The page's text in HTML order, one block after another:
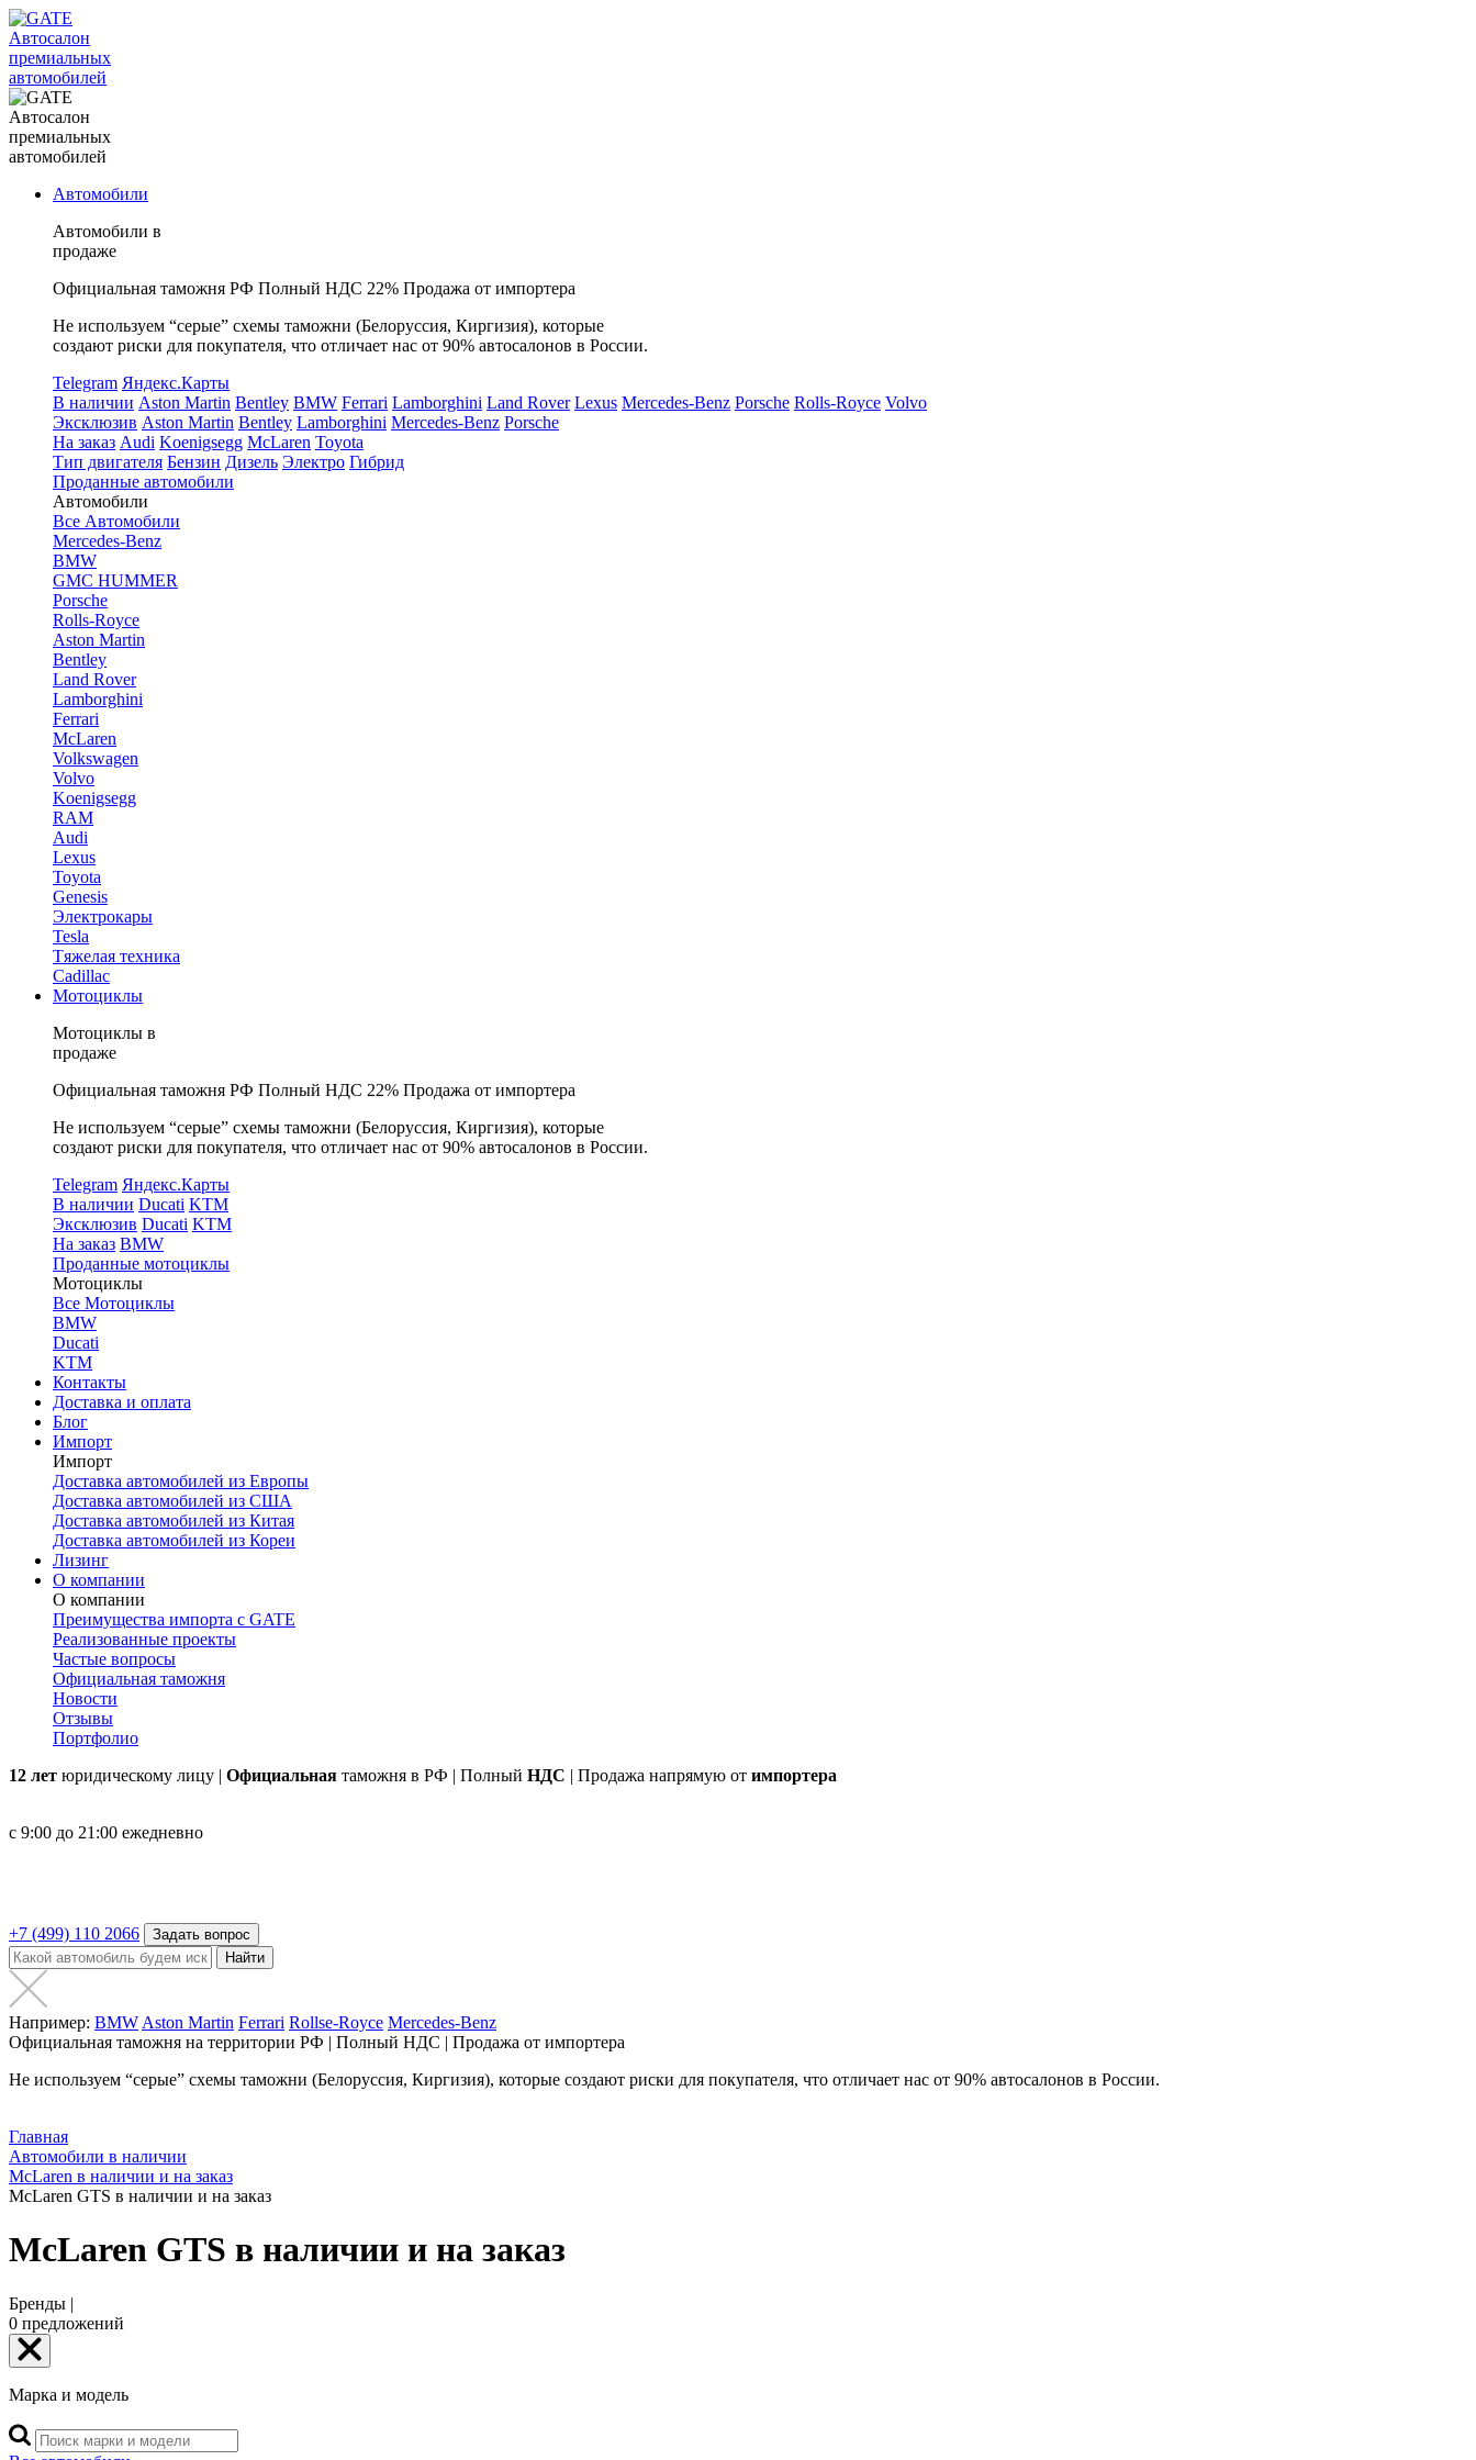
Автосалон
премиальных
автомобилей
Автосалон
премиальных
автомобилей
Автомобили
Автомобили в
продаже
Официальная таможня РФ Полный НДС 22% Продажа от импортера
Не используем “серые” схемы таможни (Белоруссия, Киргизия), которые
создают риски для покупателя, что отличает нас от 90% автосалонов в России.
Telegram Яндекс.Карты
В наличии Aston Martin Bentley BMW Ferrari Lamborghini Land Rover Lexus Mercedes-Benz Porsche Rolls-Royce Volvo
Эксклюзив Aston Martin Bentley Lamborghini Mercedes-Benz Porsche
На заказ Audi Koenigsegg McLaren Toyota
Тип двигателя Бензин Дизель Электро Гибрид
Проданные автомобили
Автомобили
Все Автомобили
Mercedes-Benz
BMW
GMC HUMMER
Porsche
Rolls-Royce
Aston Martin
Bentley
Land Rover
Lamborghini
Ferrari
McLaren
Volkswagen
Volvo
Koenigsegg
RAM
Audi
Lexus
Toyota
Genesis
Электрокары
Tesla
Tяжелая техника
Cadillac
Мотоциклы
Мотоциклы в
продаже
Официальная таможня РФ Полный НДС 22% Продажа от импортера
Не используем “серые” схемы таможни (Белоруссия, Киргизия), которые
создают риски для покупателя, что отличает нас от 90% автосалонов в России.
Telegram Яндекс.Карты
В наличии Ducati KTM
Эксклюзив Ducati KTM
На заказ BMW
Проданные мотоциклы
Мотоциклы
Все Мотоциклы
BMW
Ducati
KTM
Контакты
Доставка и оплата
Блог
Импорт
Импорт
Доставка автомобилей из Европы
Доставка автомобилей из США
Доставка автомобилей из Китая
Доставка автомобилей из Кореи
Лизинг
О компании
О компании
Преимущества импорта с GATE
Реализованные проекты
Частые вопросы
Официальная таможня
Новости
Отзывы
Портфолио
12 лет юридическому лицу | Официальная таможня в РФ | Полный НДС | Продажа напрямую от импортера
с 9:00 до 21:00 ежедневно
+7 (499) 110 2066
Задать вопрос
Найти
Например: BMW Aston Martin Ferrari Rollse-Royce Mercedes-Benz
Официальная таможня на территории РФ | Полный НДС | Продажа от импортера
Не используем “серые” схемы таможни (Белоруссия, Киргизия), которые создают риски для покупателя, что отличает нас от 90% автосалонов в России.
Главная
Автомобили в наличии
McLaren в наличии и на заказ
McLaren GTS в наличии и на заказ
McLaren GTS в наличии и на заказ
Бренды |
0 предложений
Марка и модель